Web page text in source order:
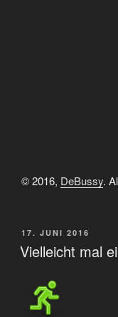
© 2016, DeBussy.
VERÖFFENTLICHT
AM
17. JUNI 2016
Vielleicht mal